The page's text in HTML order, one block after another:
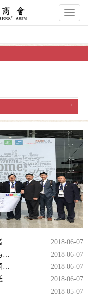
香
港
會
【头条】投资数字印刷设备与技术，或者至少准备投资，是避免落后的必要条件！
2018-06-07
香港瓦通纸业厂商会迎新一届会董，并与中包联纸委会结战略合作伙伴！！
2018-06-07
【头条】贸易战最可怕的事情发生，中国拿美废再动刀，国废可能要涨上天！
2018-06-07
【头条】疯狂！多地区纸厂、纸板厂、纸箱厂纷纷发出5月涨价函！
2018-06-07
2018-05-07